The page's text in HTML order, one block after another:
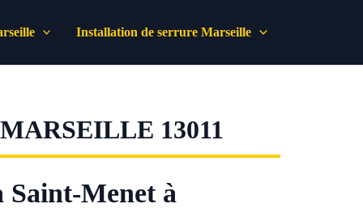
Installation de serrure Marseille
13011
Menet à